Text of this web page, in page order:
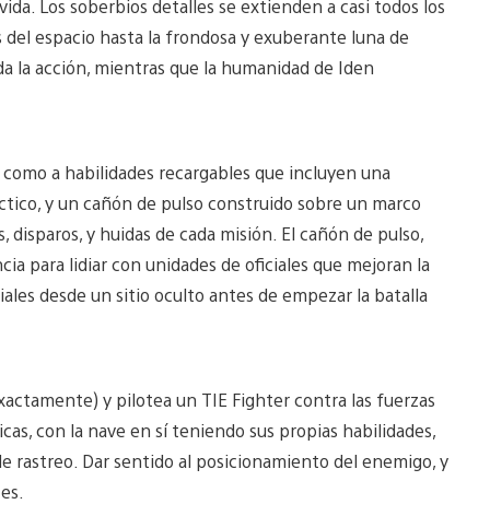
Los soberbios detalles se extienden a casi todos los
espacio hasta la frondosa y exuberante luna de
la acción, mientras que la humanidad de Iden
a habilidades recargables que incluyen una
y un cañón de pulso construido sobre un marco
y huidas de cada misión. El cañón de pulso,
para lidiar con unidades de oficiales que mejoran la
desde un sitio oculto antes de empezar la batalla
y pilotea un TIE Fighter contra las fuerzas
con la nave en sí teniendo sus propias habilidades,
rastreo. Dar sentido al posicionamiento del enemigo, y